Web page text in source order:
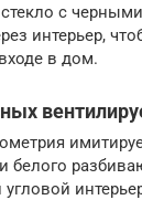
с
интерьер,
в дом.
белого